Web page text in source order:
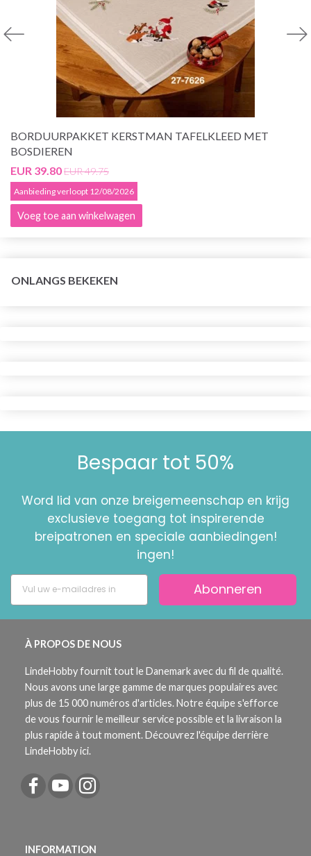
BORDUURPAKKET KERSTMAN TAFELKLEED MET
BOSDIEREN
EUR 39.80EUR 49.75
Aanbieding verloopt 12/08/2026
Voeg toe aan winkelwagen
ONLANGS BEKEKEN
Bespaar tot 50%
Word lid van onze breigemeenschap en krijg
exclusieve toegang tot inspirerende
breipatronen en speciale aanbiedingen!
ingen!
Abonneren
À PROPOS DE NOUS
LindeHobby fournit tout le Danemark avec du fil de qualité.
Nous avons une large gamme de marques populaires avec
plus de 15 000 numéros d'articles. Notre équipe s'efforce
de vous fournir le meilleur service possible et la livraison la
plus rapide à tout moment. Découvrez l'équipe derrière
LindeHobby ici.
INFORMATION